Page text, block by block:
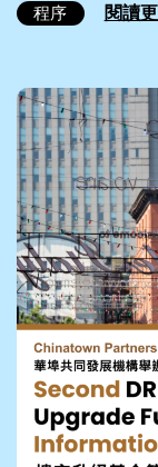
程序 閱讀